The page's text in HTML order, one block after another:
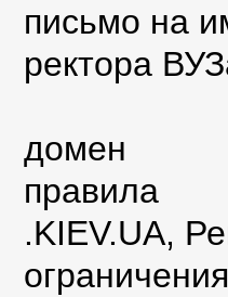
письмо на
ректора
правила
.KIEV.UA,